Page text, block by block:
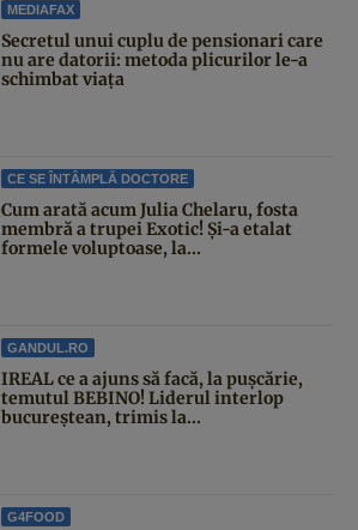
MEDIAFAX
Secretul unui cuplu de pensionari care
nu are datorii: metoda plicurilor le-a
schimbat viața
CE SE ÎNTÂMPLĂ DOCTORE
Cum arată acum Julia Chelaru, fosta
membră a trupei Exotic! Și-a etalat
formele voluptoase, la...
GANDUL.RO
IREAL ce a ajuns să facă, la pușcărie,
temutul BEBINO! Liderul interlop
bucureștean, trimis la...
G4FOOD